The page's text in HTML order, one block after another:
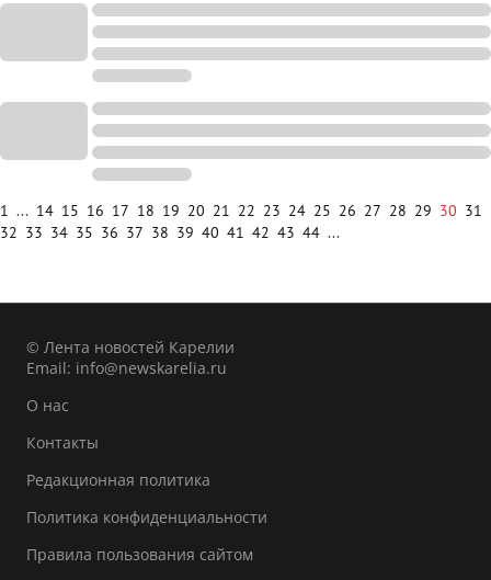
1 ... 14 15 16 17 18 19 20 21 22 23 24 25 26 27 28 29 30 31
32 33 34 35 36 37 38 39 40 41 42 43 44 ...
© Лента новостей Карелии
Email: info@newskarelia.ru
О нас
Контакты
Редакционная политика
Политика конфиденциальности
Правила пользования сайтом